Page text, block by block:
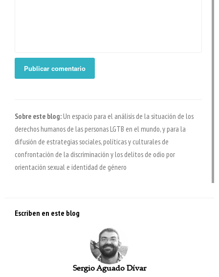
Sobre este blog:Un espacio para el análisis de la situación de los
derechos humanos de las personas LGTB en el mundo, y para la
difusión de estrategias sociales, políticas y culturales de
confrontación de la discriminación y los delitos de odio por
orientación sexual e identidad de género
Escriben en este blog
Sergio Aguado Dívar